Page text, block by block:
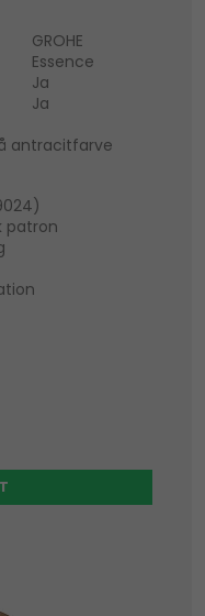
GROHE
Essence
Ja
Ja
antracitfarve
patron